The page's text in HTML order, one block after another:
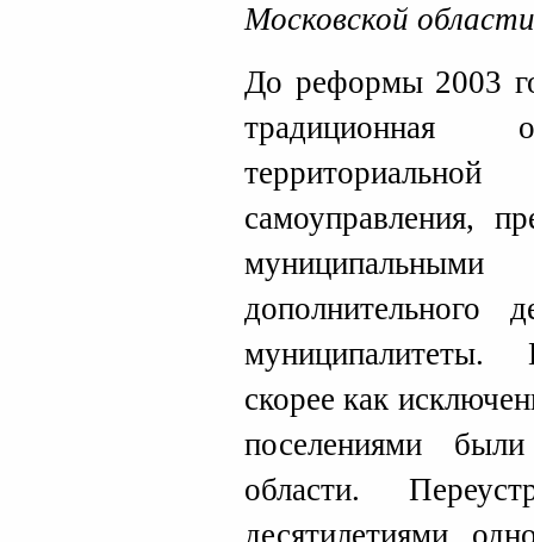
Московской
До реформы 2003
традиционная
самоуправления,
дополнительного
муниципалитеты.
скорее как
поселениями
области.
десятилетиями